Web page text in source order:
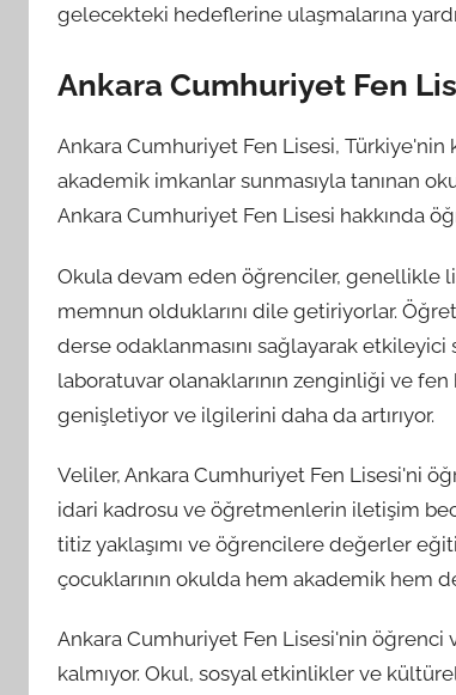
gelecekteki hedeflerine ulaşmalarına
Ankara Cumhuriyet Fen
Ankara Cumhuriyet Fen Lisesi,
akademik imkanlar sunmasıyla tanınan
Ankara Cumhuriyet Fen Lisesi hakkında
Okula devam eden öğrenciler, genellikle
memnun olduklarını dile getiriyorlar.
derse odaklanmasını sağlayarak
laboratuvar olanaklarının zenginliği ve
genişletiyor ve ilgilerini daha da artırıyor.
Veliler, Ankara Cumhuriyet Fen Lisesi'ni
idari kadrosu ve öğretmenlerin iletişim
titiz yaklaşımı ve öğrencilere değerler
çocuklarının okulda hem akademik hem
Ankara Cumhuriyet Fen Lisesi'nin
kalmıyor. Okul, sosyal etkinlikler ve